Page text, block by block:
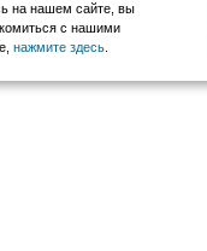
на нашем сайте, вы
с нашими
нажмите здесь